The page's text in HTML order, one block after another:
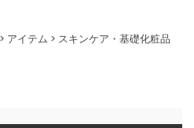
アイテム
スキンケア・基礎化粧品